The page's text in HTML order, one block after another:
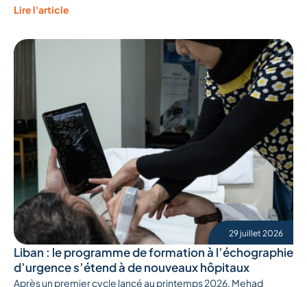
Lire l'article
29 juillet 2026
Liban : le programme de formation à l’échographie
d’urgence s’étend à de nouveaux hôpitaux
Après un premier cycle lancé au printemps 2026, Mehad